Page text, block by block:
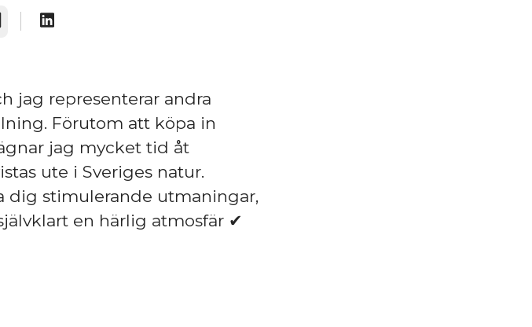
jag representerar andra
Förutom att köpa in
jag mycket tid åt
ute i Sveriges natur.
dig stimulerande utmaningar,
en härlig atmosfär ✔